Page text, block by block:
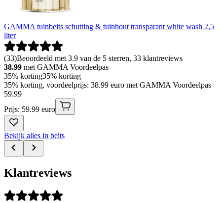
GAMMA tuinbeits schutting & tuinhout transparant white wash 2,5
liter
(33)Beoordeeld met 3.9 van de 5 sterren, 33 klantreviews
38.99 met GAMMA Voordeelpas
35% korting35% korting
35% korting, voordeelprijs: 38.99 euro met GAMMA Voordeelpas
59.99
Prijs: 59.99 euro
Bekijk alles in beits
Klantreviews